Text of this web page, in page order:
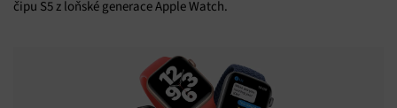
čipu S5 z loňské generace Apple Watch.